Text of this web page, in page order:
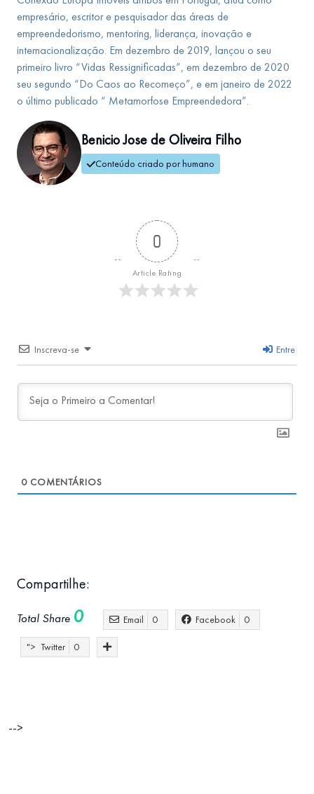
empresário, escritor e pesquisador das áreas de
empreendedorismo, mentoring, liderança, inovação e
internacionalização. Em dezembro de 2019, lançou o seu
primeiro livro “Vidas Ressignificadas”, em dezembro de 2020
seu segundo “Do Caos ao Recomeço”, e em janeiro de 2022
o último publicado “ Metamorfose Empreendedora”.
Benicio Jose de Oliveira Filho
Conteúdo criado por humano
0
Article Rating
Inscreva-se Entre
0 COMENTÁRIOS
Compartilhe:
Total Share 0 Email 0 Facebook 0
"> Twitter 0
-->